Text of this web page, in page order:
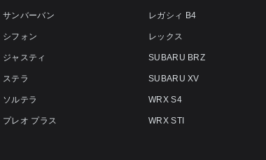
サンバーバン
シフォン
ジャスティ
ステラ
ソルテラ
プレオ プラス
レガシィ B4
レックス
SUBARU BRZ
SUBARU XV
WRX S4
WRX STI